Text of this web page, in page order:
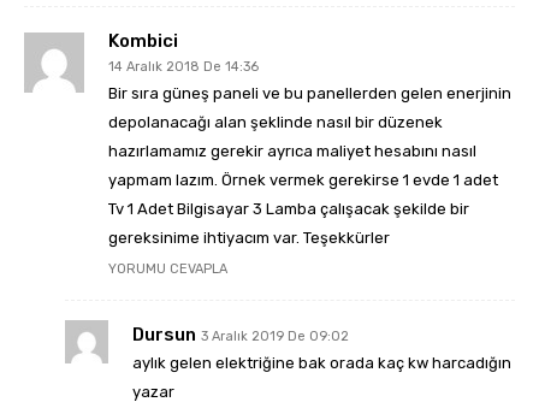
Kombici
14 Aralık 2018 De 14:36
Bir sıra güneş paneli ve bu panellerden gelen enerjinin
depolanacağı alan şeklinde nasıl bir düzenek
hazırlamamız gerekir ayrıca maliyet hesabını nasıl
yapmam lazım. Örnek vermek gerekirse 1 evde 1 adet
Tv 1 Adet Bilgisayar 3 Lamba çalışacak şekilde bir
gereksinime ihtiyacım var. Teşekkürler
YORUMU CEVAPLA
Dursun 3 Aralık 2019 De 09:02
aylık gelen elektriğine bak orada kaç kw harcadığın
yazar